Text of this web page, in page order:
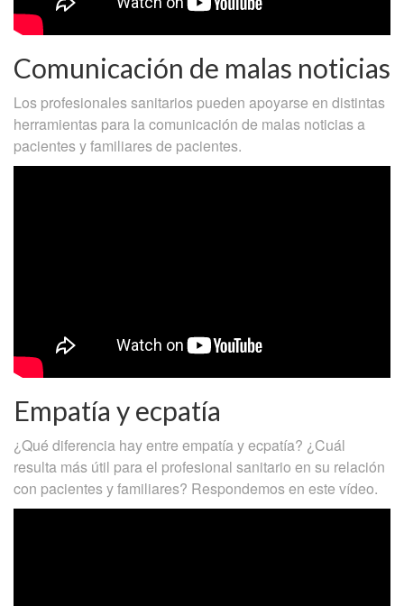
Comunicación de malas noticias
Los profesionales sanitarios pueden apoyarse en distintas
herramientas para la comunicación de malas noticias a
pacientes y familiares de pacientes.
Empatía y ecpatía
¿Qué diferencia hay entre empatía y ecpatía? ¿Cuál
resulta más útil para el profesional sanitario en su relación
con pacientes y familiares? Respondemos en este vídeo.